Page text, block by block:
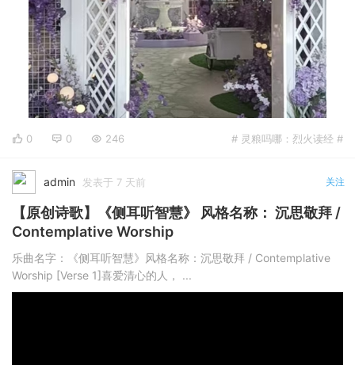
0 0 246 # 灵粮吗哪：烈火读经 #
admin 发表于 7 天前 关注
【原创诗歌】《侧耳听智慧》 风格名称： 沉思敬拜 /
Contemplative Worship
乐曲名字：《侧耳听智慧》风格名称：沉思敬拜 / Contemplative
Worship [Verse 1]喜爱清心的人， ...